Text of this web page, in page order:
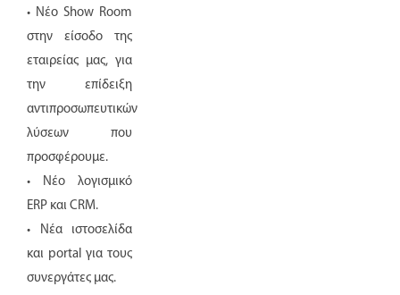
• Νέο Show Room
στην είσοδο της
εταιρείας μας, για
την επίδειξη
αντιπροσωπευτικών
λύσεων που
προσφέρουμε.
• Νέο λογισμικό
ERP και CRM.
• Νέα ιστοσελίδα
και portal για τους
συνεργάτες μας.